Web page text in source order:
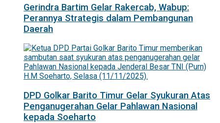
Gerindra Bartim Gelar Rakercab, Wabup:
Perannya Strategis dalam Pembangunan
Daerah
DPD Golkar Barito Timur Gelar Syukuran Atas
Penganugerahan Gelar Pahlawan Nasional
kepada Soeharto